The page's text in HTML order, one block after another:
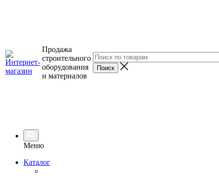
Продажа
строительного
оборудования
и материалов
Меню
Каталог